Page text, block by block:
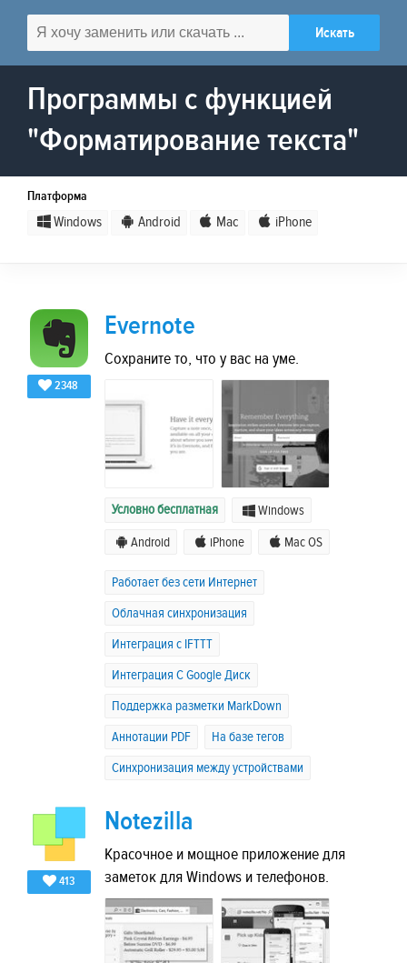
Программы с функцией
"Форматирование текста"
Платформа
Windows Android Mac iPhone
2348
Evernote
Сохраните то, что у вас на уме.
Условно бесплатная Windows
Android iPhone Mac OS
Работает без сети Интернет
Облачная синхронизация
Интеграция с IFTTT
Интеграция C Google Диск
Поддержка разметки MarkDown
Аннотации PDF
На базе тегов
Синхронизация между устройствами
413
Notezilla
Красочное и мощное приложение для
заметок для Windows и телефонов.